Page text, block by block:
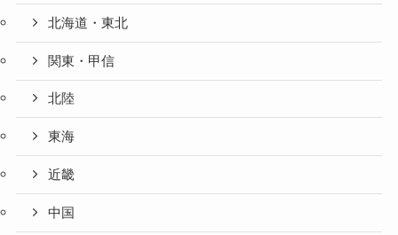
北海道・東北
関東・甲信
北陸
東海
近畿
中国